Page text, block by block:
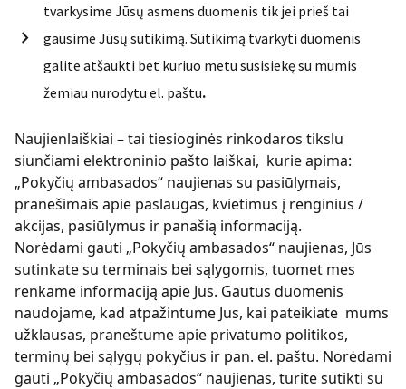
tvarkysime Jūsų asmens duomenis tik jei prieš tai
gausime Jūsų sutikimą. Sutikimą tvarkyti duomenis
galite atšaukti bet kuriuo metu susisiekę su mumis
žemiau nurodytu el. paštu.
Naujienlaiškiai – tai tiesioginės rinkodaros tikslu
siunčiami elektroninio pašto laiškai, kurie apima:
„Pokyčių ambasados“ naujienas su pasiūlymais,
pranešimais apie paslaugas, kvietimus į renginius /
akcijas, pasiūlymus ir panašią informaciją.
Norėdami gauti „Pokyčių ambasados“ naujienas, Jūs
sutinkate su terminais bei sąlygomis, tuomet mes
renkame informaciją apie Jus. Gautus duomenis
naudojame, kad atpažintume Jus, kai pateikiate mums
užklausas, praneštume apie privatumo politikos,
terminų bei sąlygų pokyčius ir pan. el. paštu. Norėdami
gauti „Pokyčių ambasados“ naujienas, turite sutikti su